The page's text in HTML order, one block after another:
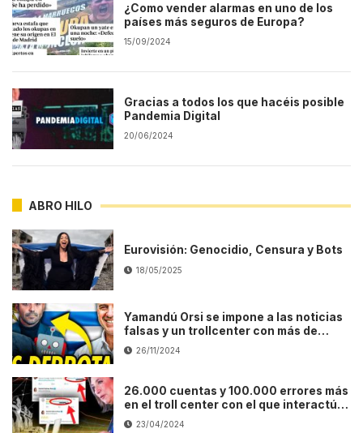
¿Como vender alarmas en uno de los
países más seguros de Europa?
15/09/2024
Gracias a todos los que hacéis posible
Pandemia Digital
20/06/2024
ABRO HILO
Eurovisión: Genocidio, Censura y Bots
18/05/2025
Yamandú Orsi se impone a las noticias
falsas y un trollcenter con más de
1.000 cuentas falsas
26/11/2024
26.000 cuentas y 100.000 errores más
en el troll center con el que interactúa
Xóchitl Gálvez
23/04/2024